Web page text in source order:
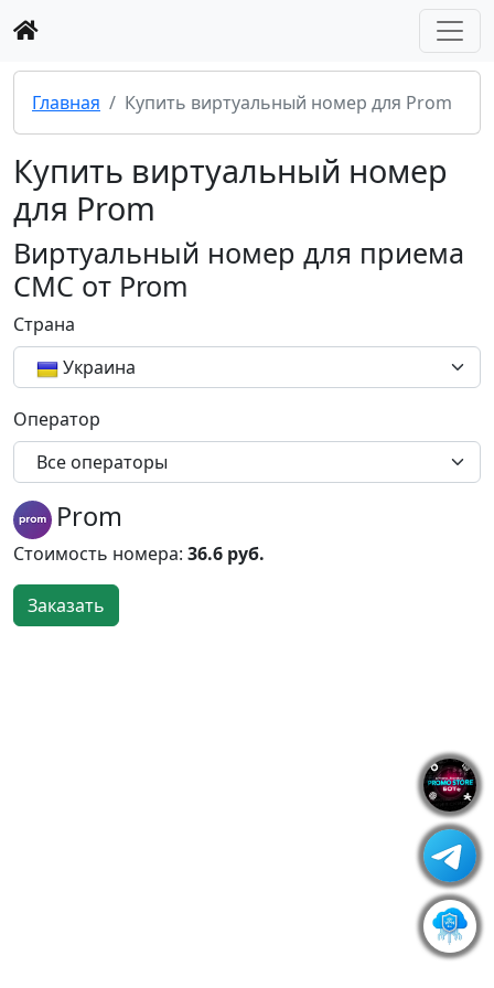
Главная Купить виртуальный номер для Prom
Купить виртуальный номер
для Prom
Виртуальный номер для приема
СМС от Prom
Страна
Украина
Оператор
Все операторы
Prom
Стоимость номера: 36.6 руб.
Заказать